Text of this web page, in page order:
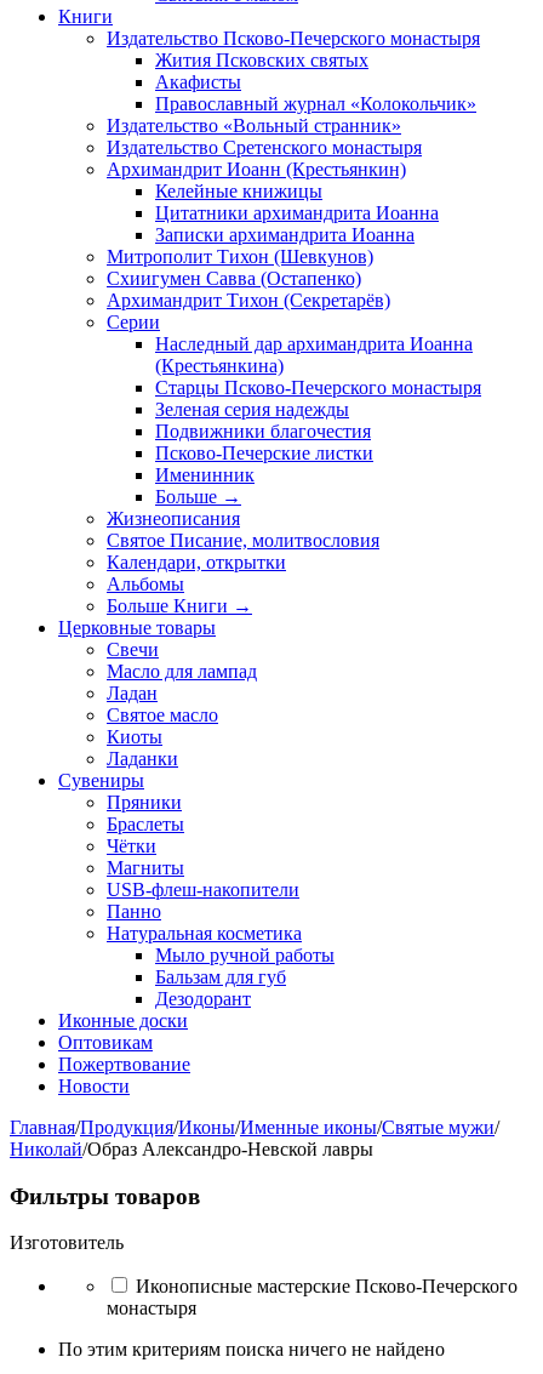
Книги
Издательство Псково-Печерского монастыря
Жития Псковских святых
Акафисты
Православный журнал «Колокольчик»
Издательство «Вольный странник»
Издательство Сретенского монастыря
Архимандрит Иоанн (Крестьянкин)
Келейные книжицы
Цитатники архимандрита Иоанна
Записки архимандрита Иоанна
Митрополит Тихон (Шевкунов)
Схиигумен Савва (Остапенко)
Архимандрит Тихон (Секретарёв)
Серии
Наследный дар архимандрита Иоанна
(Крестьянкина)
Старцы Псково-Печерского монастыря
Зеленая серия надежды
Подвижники благочестия
Псково-Печерские листки
Именинник
Больше →
Жизнеописания
Святое Писание, молитвословия
Календари, открытки
Альбомы
Больше Книги →
Церковные товары
Свечи
Масло для лампад
Ладан
Святое масло
Киоты
Ладанки
Сувениры
Пряники
Браслеты
Чётки
Магниты
USB-флеш-накопители
Панно
Натуральная косметика
Мыло ручной работы
Бальзам для губ
Дезодорант
Иконные доски
Оптовикам
Пожертвование
Новости
Главная/Продукция/Иконы/Именные иконы/Святые мужи/
Николай/Образ Александро-Невской лавры
Фильтры товаров
Изготовитель
Иконописные мастерские Псково-Печерского
монастыря
По этим критериям поиска ничего не найдено